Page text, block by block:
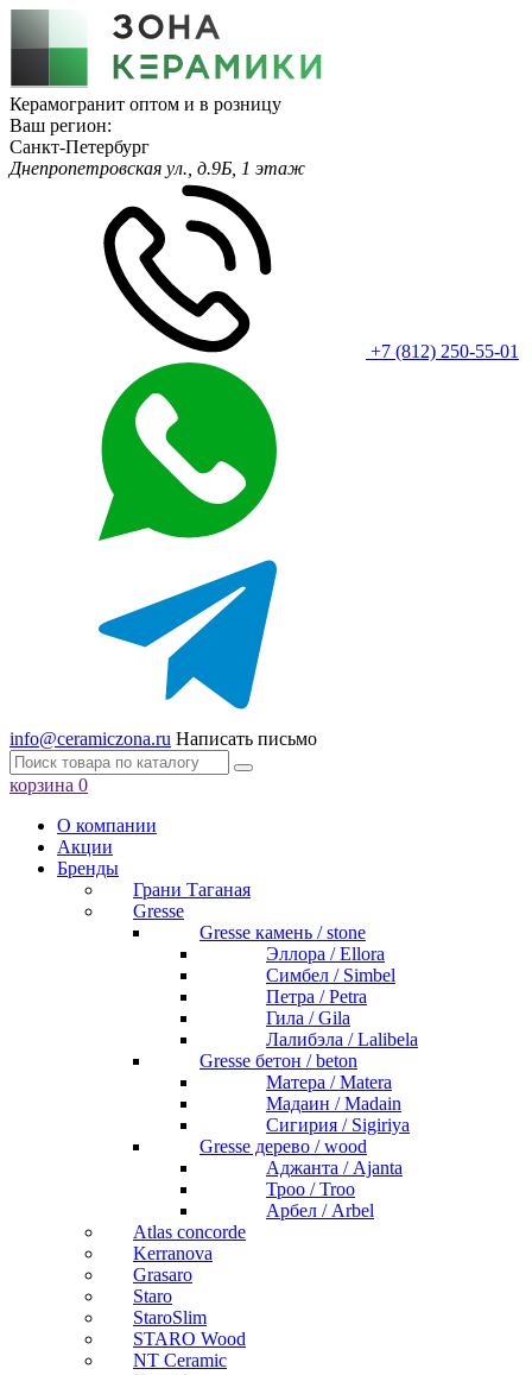
Керамогранит оптом и в розницу
Ваш регион:
Санкт-Петербург
Днепропетровская ул., д.9Б, 1 этаж
+7 (812) 250-55-01
info@ceramiczona.ru Написать письмо
корзина 0
О компании
Акции
Бренды
Грани Таганая
Gresse
Gresse камень / stone
Эллора / Ellora
Симбел / Simbel
Петра / Petra
Гила / Gila
Лалибэла / Lalibela
Gresse бетон / beton
Матера / Matera
Мадаин / Madain
Сигирия / Sigiriya
Gresse дерево / wood
Аджанта / Ajanta
Троо / Troo
Арбел / Arbel
Atlas concorde
Kerranova
Grasaro
Staro
StaroSlim
STARO Wood
NT Ceramic